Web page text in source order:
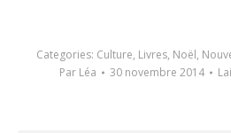
Categories: Culture, Livres, Noël,
Par Léa 30 novembre 2014